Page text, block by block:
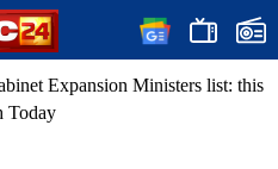
Expansion Ministers list: this
Today